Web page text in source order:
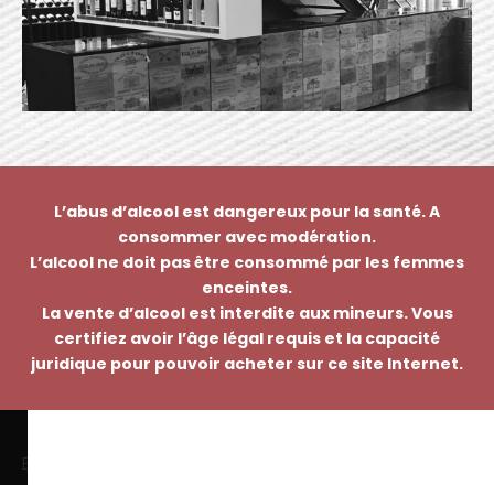
L’abus d’alcool est dangereux pour la santé. A
consommer avec modération.
L’alcool ne doit pas être consommé par les femmes
enceintes.
La vente d’alcool est interdite aux mineurs. Vous
certifiez avoir l’âge légal requis et la capacité
juridique pour pouvoir acheter sur ce site Internet.
EMMANUEL NASTI